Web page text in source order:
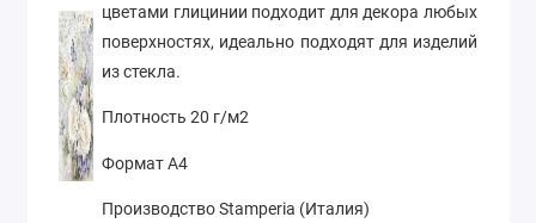
цветами глицинии подходит для декора любых
поверхностях, идеально подходят для изделий
из стекла.
Плотность 20 г/м2
Формат А4
Производство Stamperia (Италия)